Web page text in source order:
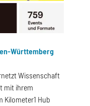
Württemberg
Wissenschaft
mit ihrem
Kilometer1 Hub